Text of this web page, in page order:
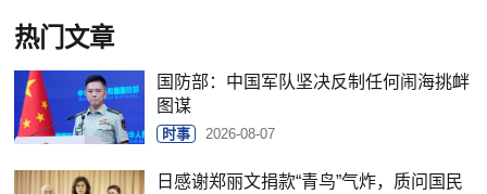
热门文章
国防部：中国军队坚决反制任何闹海挑衅
图谋
时事 2026-08-07
日感谢郑丽文捐款“青鸟”气炸，质问国民